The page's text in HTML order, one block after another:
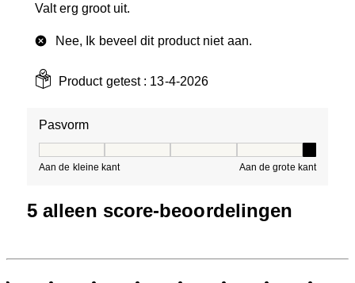
Valt erg groot uit.
Nee, Ik beveel dit product niet aan.
Product getest : 13-4-2026
Pasvorm
Aan de kleine kant Aan de grote kant
5 alleen score-beoordelingen